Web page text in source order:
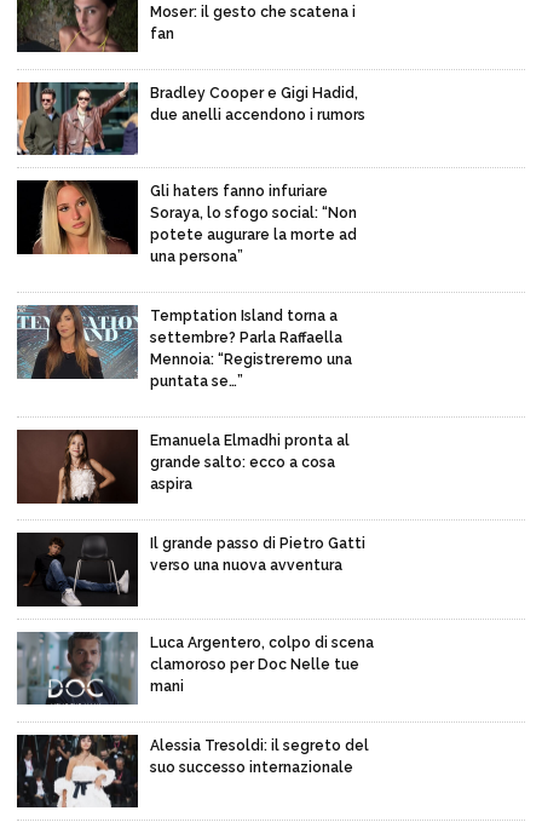
Moser: il gesto che scatena i
fan
Bradley Cooper e Gigi Hadid,
due anelli accendono i rumors
Gli haters fanno infuriare
Soraya, lo sfogo social: “Non
potete augurare la morte ad
una persona”
Temptation Island torna a
settembre? Parla Raffaella
Mennoia: “Registreremo una
puntata se…”
Emanuela Elmadhi pronta al
grande salto: ecco a cosa
aspira
Il grande passo di Pietro Gatti
verso una nuova avventura
Luca Argentero, colpo di scena
clamoroso per Doc Nelle tue
mani
Alessia Tresoldi: il segreto del
suo successo internazionale